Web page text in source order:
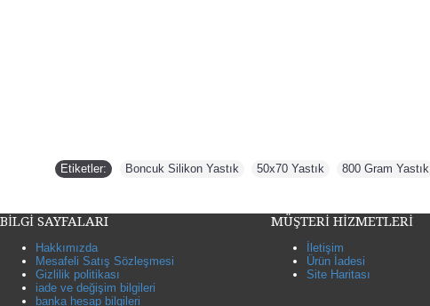
Etiketler: Boncuk Silikon Yastık 50x70 Yastık 800 Gram Yastık
BİLGİ SAYFALARI
Hakkımızda
Mesafeli Satış Sözleşmesi
Gizlilik politikası
iade ve değişim bilgileri
banka hesap bilgileri
MÜŞTERİ HİZMETLERİ
İletişim
Ürün İadesi
Site Haritası